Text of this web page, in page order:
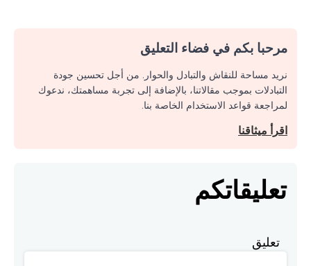
مرحبا بكم في فضاء التعليق
نريد مساحة للنقاش والتبادل والحوار. من أجل تحسين جودة
التبادلات بموجب مقالاتنا، بالإضافة إلى تجربة مساهمتك، ندعوك
لمراجعة قواعد الاستخدام الخاصة بنا.
اقرأ ميثاقنا
تعليقاتكم
تعليق